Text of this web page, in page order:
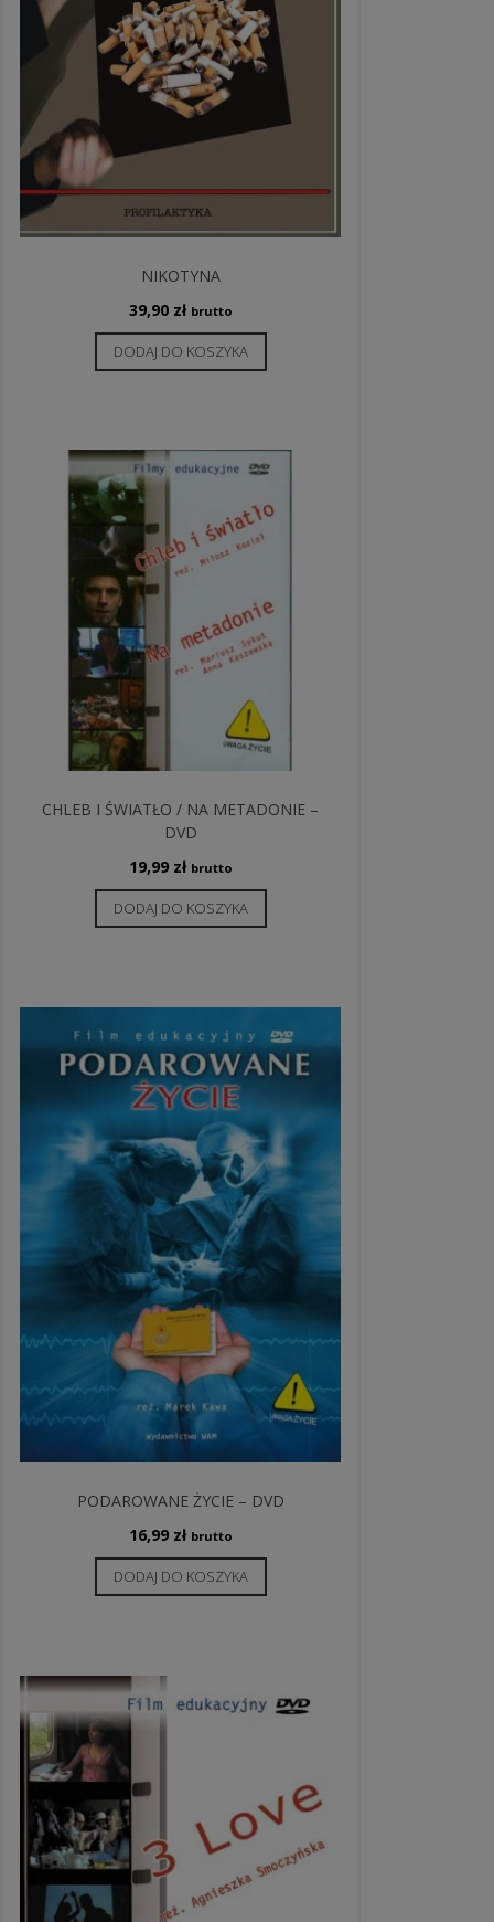
NIKOTYNA
39,90 zł brutto
DODAJ DO KOSZYKA
CHLEB I ŚWIATŁO / NA METADONIE –
DVD
19,99 zł brutto
DODAJ DO KOSZYKA
PODAROWANE ŻYCIE – DVD
16,99 zł brutto
DODAJ DO KOSZYKA